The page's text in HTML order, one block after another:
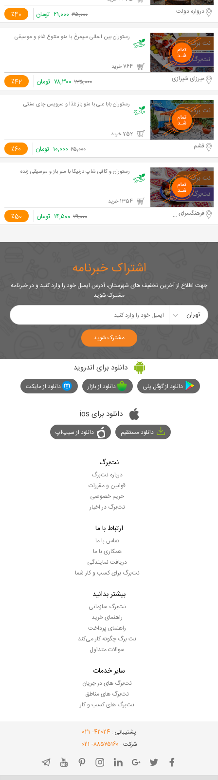
٪40 دروازه دولت ۳۵,۰۰۰ ۲۱,۰۰۰ تومان
رستوران بین المللی سیمرغ با منو متنوع شام و موسیقی
٪42 میرزای شیرازی ۱۳۵,۰۰۰ ۷۸,۳۰۰ تومان
رستوران بابا علی با منو باز غذا و سرویس چای سنتی
٪60 فشم ۲۵,۰۰۰ ۱۰,۰۰۰ تومان
رستوران و کافی شاپ درنیکا با منو باز و موسیقی زنده
٪50 فرهنگسرای خاوران، پردیس تئاتر تهران ۲۹,۰۰۰ ۱۴,۵۰۰ تومان
اشتراک خبرنامه
جهت اطلاع از آخرین تخفیف های شهرستان، آدرس ایمیل خود را وارد کنید و در خبرنامه
مشترک شوید
تهران
مشترک شوید
دانلود برای اندروید
دانلود از گوگل پلی دانلود از بازار دانلود از مایکت
دانلود برای ios
دانلود مستقیم دانلود از سیپ‌اپ
نت‌برگ
درباره نت‌برگ
قوانین و مقررات
حریم خصوصی
نت‌برگ در اخبار
ارتباط با ما
تماس با ما
همکاری با ما
دریافت نمایندگی
نت‌برگ برای کسب و کار شما
بیشتر بدانید
نت‌برگ سازمانی
راهنمای خرید
راهنمای پرداخت
نت برگ چگونه کار می‌کند
سوالات متداول
سایر خدمات
نت‌برگ های در جریان
نت‌برگ های مناطق
نت‌برگ های کسب و کار
پشتیبانی : ۴۲۰۲۴- ۰۲۱
شرکت : ۸۸۵۷۵۱۶۰- ۰۲۱